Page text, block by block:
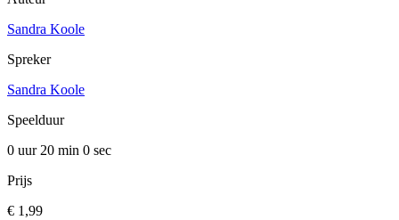
Sandra Koole
Spreker
Sandra Koole
Speelduur
0 uur 20 min 0 sec
Prijs
€ 1,99